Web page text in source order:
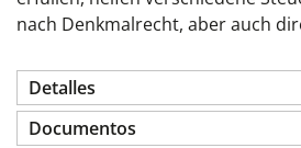
nach Denkmalrecht, aber auch
Detalles
Documentos